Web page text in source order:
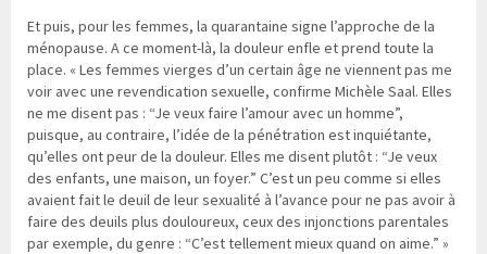
Et puis, pour les femmes, la quarantaine signe l’approche de la
ménopause. A ce moment-là, la douleur enfle et prend toute la
place. « Les femmes vierges d’un certain âge ne viennent pas me
voir avec une revendication sexuelle, confirme Michèle Saal. Elles
ne me disent pas : “Je veux faire l’amour avec un homme”,
puisque, au contraire, l’idée de la pénétration est inquiétante,
qu’elles ont peur de la douleur. Elles me disent plutôt : “Je veux
des enfants, une maison, un foyer.” C’est un peu comme si elles
avaient fait le deuil de leur sexualité à l’avance pour ne pas avoir à
faire des deuils plus douloureux, ceux des injonctions parentales
par exemple, du genre : “C’est tellement mieux quand on aime.” »